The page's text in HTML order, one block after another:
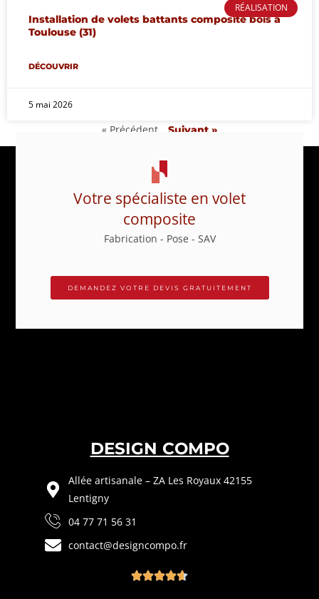
RÉALISATION
Installation de volets battants composite bois à
Toulouse (31)
DÉCOUVRIR
5 mai 2026
« Précédent Suivant »
Votre spécialiste en volet
composite
Fabrication - Pose - SAV
DEMANDEZ VOTRE DEVIS GRATUITEMENT
DESIGN COMPO
Allée artisanale – ZA Les Royaux 42155
Lentigny
04 77 71 56 31
contact@designcompo.fr